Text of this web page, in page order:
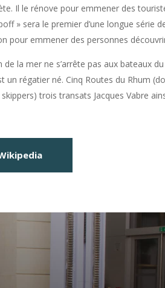
Il le rénove pour emmener des
» sera le premier d’une longue série
pour emmener des personnes
de la mer ne s’arrête pas aux bateaux
un régatier né. Cinq Routes du Rhum
trois transats Jacques Vabre